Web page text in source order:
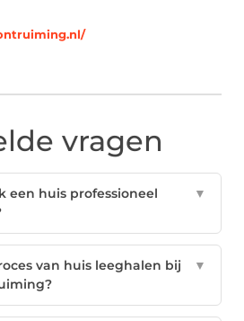
vragen
een huis professioneel
▼
van huis leeghalen bij
▼